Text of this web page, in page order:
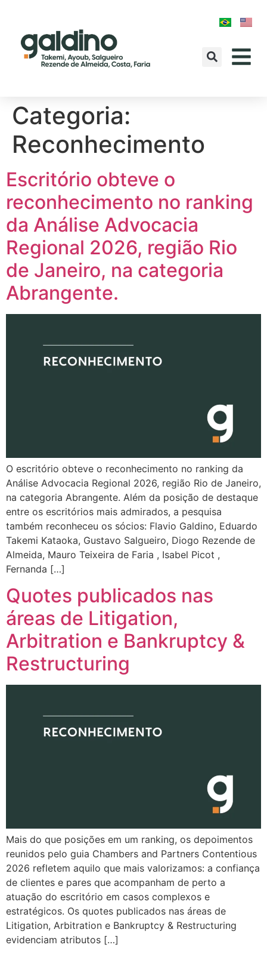
Categoria:
Reconhecimento
Escritório obteve o
reconhecimento no ranking
da Análise Advocacia
Regional 2026, região Rio
de Janeiro, na categoria
Abrangente.
O escritório obteve o reconhecimento no ranking da
Análise Advocacia Regional 2026, região Rio de Janeiro,
na categoria Abrangente. Além da posição de destaque
entre os escritórios mais admirados, a pesquisa
também reconheceu os sócios: Flavio Galdino, Eduardo
Takemi Kataoka, Gustavo Salgueiro, Diogo Rezende de
Almeida, Mauro Teixeira de Faria , Isabel Picot ,
Fernanda […]
Quotes publicados nas
áreas de Litigation,
Arbitration e Bankruptcy &
Restructuring
Mais do que posições em um ranking, os depoimentos
reunidos pelo guia Chambers and Partners Contentious
2026 refletem aquilo que mais valorizamos: a confiança
de clientes e pares que acompanham de perto a
atuação do escritório em casos complexos e
estratégicos. Os quotes publicados nas áreas de
Litigation, Arbitration e Bankruptcy & Restructuring
evidenciam atributos […]